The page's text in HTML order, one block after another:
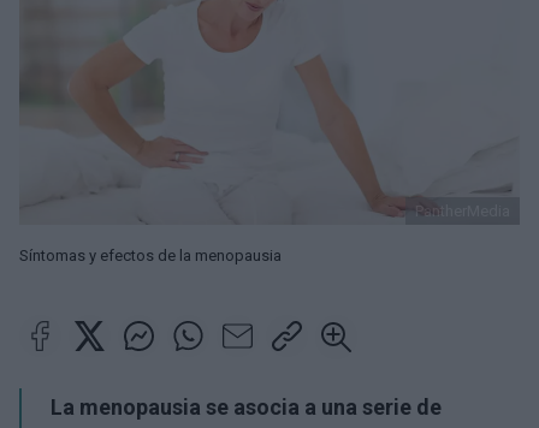
PantherMedia
Síntomas y efectos de la menopausia
La menopausia se asocia a una serie de